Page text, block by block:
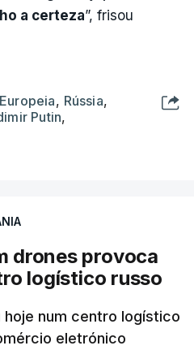
a certeza”, frisou
, Rússia,
Putin,
drones provoca
logístico russo
num centro logístico
eletrónico